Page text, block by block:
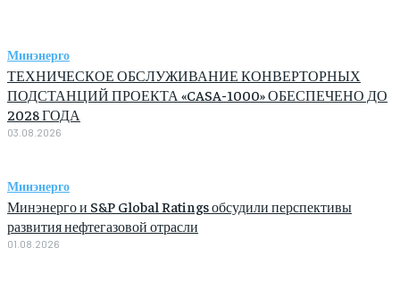
Минэнерго
ТЕХНИЧЕСКОЕ ОБСЛУЖИВАНИЕ КОНВЕРТОРНЫХ
ПОДСТАНЦИЙ ПРОЕКТА «CASA-1000» ОБЕСПЕЧЕНО ДО
2028 ГОДА
03.08.2026
Минэнерго
Минэнерго и S&P Global Ratings обсудили перспективы
развития нефтегазовой отрасли
01.08.2026